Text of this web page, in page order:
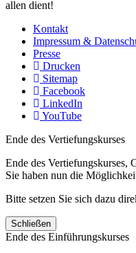
allen dient!
Kontakt
Impressum &
Presse
Drucken
Sitemap
Facebook
LinkedIn
YouTube
Ende des Vertiefungskurses
Ende des Vertiefungskurses,
Sie haben nun die
Bitte setzen Sie sich dazu
Schließen
Ende des Einführungskurses